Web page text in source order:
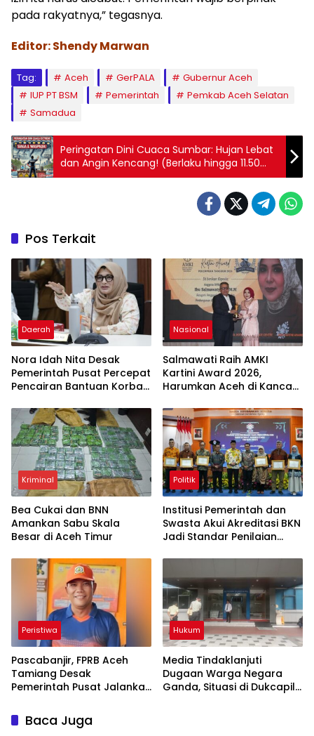
pada rakyatnya,” tegasnya.
Editor: Shendy Marwan
Tag: Aceh GerPALA
Gubernur Aceh
IUP PT BSM
Pemerintah
Pemkab Aceh Selatan
Samadua
Peringatan Dini Cuaca Sumbar: Hujan Lebat
dan Angin Kencang! (Berlaku hingga 11.50
WIB), Ini Tips Hadapi Cuaca Buruk!
Pos Terkait
Daerah
Nora Idah Nita Desak
Pemerintah Pusat Percepat
Pencairan Bantuan Korban
di Aceh
Nasional
Salmawati Raih AMKI
Kartini Award 2026,
Harumkan Aceh di Kancah
Kriminal
Bea Cukai dan BNN
Amankan Sabu Skala
Besar di Aceh Timur
Politik
Institusi Pemerintah dan
Swasta Akui Akreditasi BKN
Jadi Standar Penilaian
Peristiwa
Pascabanjir, FPRB Aceh
Tamiang Desak
Pemerintah Pusat Jalankan
Bersihkan Lingkungan
Hukum
Media Tindaklanjuti
Dugaan Warga Negara
Ganda, Situasi di Dukcapil
Baca Juga